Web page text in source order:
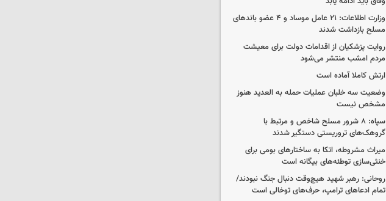
وزارت اطلاعات: ۲۱ عامل موساد و ۴ عضو باندهای
مسلح بازداشت شدند
روایت پزشکیان از اقدامات دولت برای معیشت
مردم امشب منتشر می‌شود
ارتش کاملا آماده است
وضعیت سه خلبان عملیات حمله به العدید هنوز
مشخص نیست
سپاه: ۸ شرور مسلح شاخص و مرتبط با
گروهک‌های تروریستی دستگیر شدند
میراث مشروطه، اتکا به ساختارهای بومی برای
خنثی‌سازی توطئه‌های بیگانه است
روحانی: رهبر شهید هیچ‌وقت دنبال جنگ نبودند/
تمام ادعاهای ترامپ، حرف‌های توخالی است